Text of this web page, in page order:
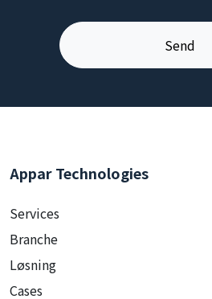
Appar Technologies
Services
Branche
Løsning
Cases